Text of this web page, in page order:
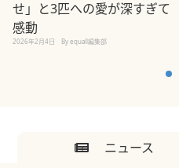
せ」と3匹への愛が深すぎて
感動
2026年2月4日 By equall編集部
ニュース